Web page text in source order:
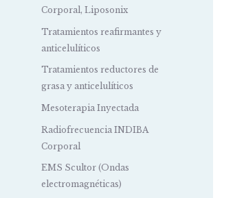
Corporal, Liposonix
Tratamientos reafirmantes y
anticelulíticos
Tratamientos reductores de
grasa y anticelulíticos
Mesoterapia Inyectada
Radiofrecuencia INDIBA
Corporal
EMS Scultor (Ondas
electromagnéticas)